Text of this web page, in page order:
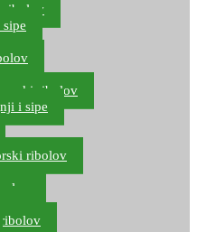
ribolov
ribolov
i sipe
ribolov